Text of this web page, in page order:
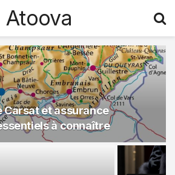
Atoova
et assurance
à connaître